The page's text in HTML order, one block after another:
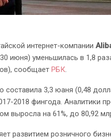
интернет-компании
июня) уменьшилась в 1,8
сообщает РБК.
3,3 юаня (0,48
2018 фингода. Аналитики
выросла на 61%, до 80,92
развитием розничного